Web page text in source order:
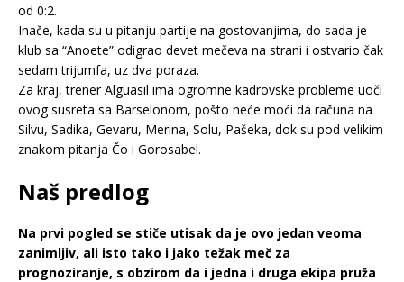
od 0:2.
Inače, kada su u pitanju partije na gostovanjima, do sada je
klub sa “Anoete” odigrao devet mečeva na strani i ostvario čak
sedam trijumfa, uz dva poraza.
Za kraj, trener Alguasil ima ogromne kadrovske probleme uoči
ovog susreta sa Barselonom, pošto neće moći da računa na
Silvu, Sadika, Gevaru, Merina, Solu, Pašeka, dok su pod velikim
znakom pitanja Čo i Gorosabel.
Naš predlog
Na prvi pogled se stiče utisak da je ovo jedan veoma
zanimljiv, ali isto tako i jako težak meč za
prognoziranje, s obzirom da i jedna i druga ekipa pruža